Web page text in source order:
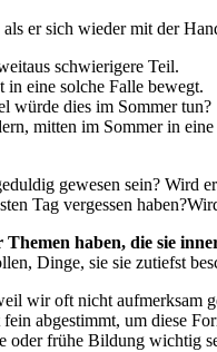
er sich wieder mit der
schwierigere Teil.
eine solche Falle bewegt.
würde dies im Sommer tun?
mitten im Sommer in
gewesen sein? Wird
Tag vergessen
haben, die sie
Dinge, sie sie zutiefst
wir oft nicht aufmerksam
abgestimmt, um diese
oder frühe Bildung wichtig